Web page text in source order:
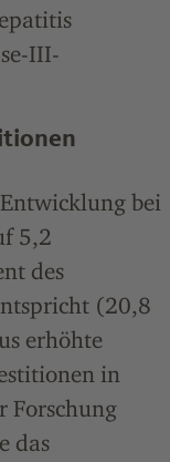
III-
bei
5,2
des
(20,8
erhöhte
in
Forschung
das